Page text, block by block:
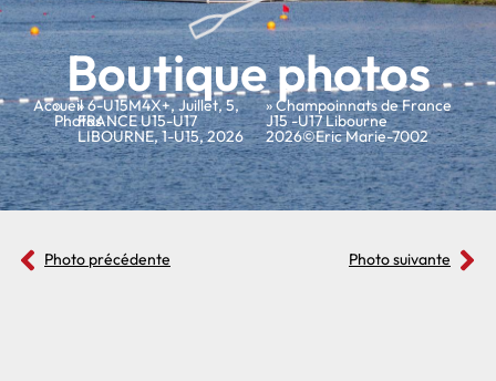
Boutique photos
Accueil
»
Photos
»6-U15M4X+,Juillet,5,
FRANCE U15-U17
LIBOURNE,1-U15,2026
» Champoinnats de France
J15 -U17 Libourne
2026©Eric Marie-7002
Photo précédente Photo suivante